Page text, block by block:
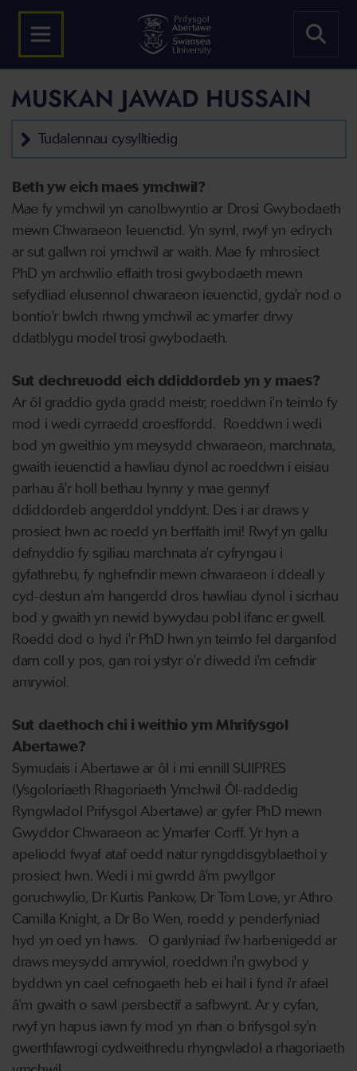
MUSKAN JAWAD HUSSAIN
Tudalennau cysylltiedig
Beth yw eich maes ymchwil?
Mae fy ymchwil yn canolbwyntio ar Drosi Gwybodaeth
mewn Chwaraeon Ieuenctid. Yn syml, rwyf yn edrych
ar sut gallwn roi ymchwil ar waith. Mae fy mhrosiect
PhD yn archwilio effaith trosi gwybodaeth mewn
sefydliad elusennol chwaraeon ieuenctid, gyda'r nod o
bontio'r bwlch rhwng ymchwil ac ymarfer drwy
ddatblygu model trosi gwybodaeth.
Sut dechreuodd eich ddiddordeb yn y maes?
Ar ôl graddio gyda gradd meistr, roeddwn i'n teimlo fy
mod i wedi cyrraedd croesffordd. Roeddwn i wedi
bod yn gweithio ym meysydd chwaraeon, marchnata,
gwaith ieuenctid a hawliau dynol ac roeddwn i eisiau
parhau â'r holl bethau hynny y mae gennyf
ddiddordeb angerddol ynddynt. Des i ar draws y
prosiect hwn ac roedd yn berffaith imi! Rwyf yn gallu
defnyddio fy sgiliau marchnata a'r cyfryngau i
gyfathrebu, fy nghefndir mewn chwaraeon i ddeall y
cyd-destun a'm hangerdd dros hawliau dynol i sicrhau
bod y gwaith yn newid bywydau pobl ifanc er gwell.
Roedd dod o hyd i'r PhD hwn yn teimlo fel darganfod
darn coll y pos, gan roi ystyr o'r diwedd i'm cefndir
amrywiol.
Sut daethoch chi i weithio ym Mhrifysgol
Abertawe?
Symudais i Abertawe ar ôl i mi ennill SUIPRES
(Ysgoloriaeth Rhagoriaeth Ymchwil Ôl-raddedig
Ryngwladol Prifysgol Abertawe) ar gyfer PhD mewn
Gwyddor Chwaraeon ac Ymarfer Corff. Yr hyn a
apeliodd fwyaf ataf oedd natur ryngddisgyblaethol y
prosiect hwn. Wedi i mi gwrdd â'm pwyllgor
goruchwylio, Dr Kurtis Pankow, Dr Tom Love, yr Athro
Camilla Knight, a Dr Bo Wen, roedd y penderfyniad
hyd yn oed yn haws. O ganlyniad i'w harbenigedd ar
draws meysydd amrywiol, roeddwn i'n gwybod y
byddwn yn cael cefnogaeth heb ei hail i fynd i'r afael
â'm gwaith o sawl persbectif a safbwynt. Ar y cyfan,
rwyf yn hapus iawn fy mod yn rhan o brifysgol sy'n
gwerthfawrogi cydweithredu rhyngwladol a rhagoriaeth